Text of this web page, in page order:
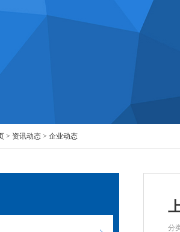
> 资讯动态 > 企业动态
分